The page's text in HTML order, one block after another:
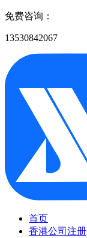
免费咨询：
13530842067
首页
香港公司注册